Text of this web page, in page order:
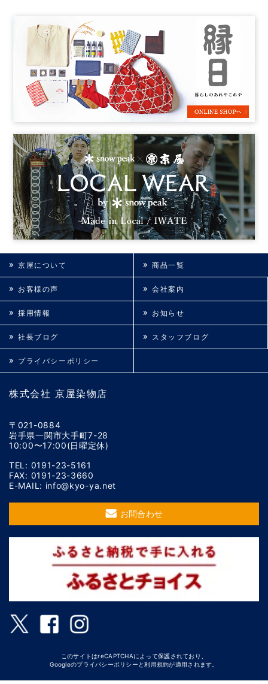
株式会社 京屋染物店
〒021-0884
岩手県一関市大手町7-28
10:00〜17:00(日曜定休)
TEL: 0191-23-5161
FAX: 0191-23-3660
E-MAIL: info@kyo-ya.net
お問合わせ
京屋について 商品一覧
お客様の声 会社案内
採用情報 お知らせ
社長ブログ スタッフブログ
プライバシーポリシー
このサイトはreCAPTCHAによって保護されており、
Googleのプライバシーポリシー と利用規約が適用されます。